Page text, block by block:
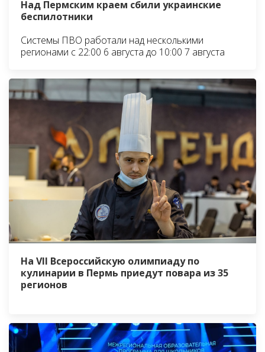
Над Пермским краем сбили украинские
беспилотники
Системы ПВО работали над несколькими
регионами с 22:00 6 августа до 10:00 7 августа
На VII Всероссийскую олимпиаду по
кулинарии в Пермь приедут повара из 35
регионов